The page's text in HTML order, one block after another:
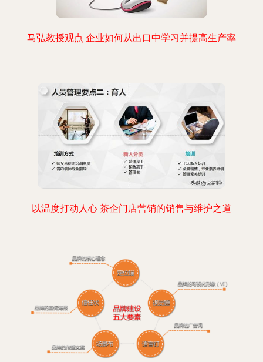
马弘教授观点 企业如何从出口中学习并提高生产率
以温度打动人心 茶企门店营销的销售与维护之道